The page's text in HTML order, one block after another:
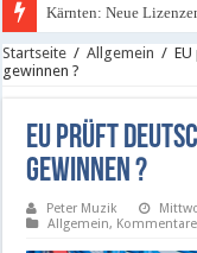
Kärnten: Neue
Startseite / Allgemein /
gewinnen ?
EU prüft
gewinnen ?
Peter Muzik
Allgemein, Kommentare